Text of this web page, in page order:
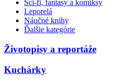
Sci-fi, fantasy a komiksy
Leporelá
Náučné knihy
Ďalšie kategórie
Životopisy a reportáže
Kuchárky